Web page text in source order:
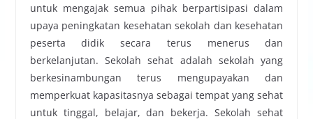
untuk mengajak semua pihak berpartisipasi dalam
upaya peningkatan kesehatan sekolah dan kesehatan
peserta didik secara terus menerus dan
berkelanjutan. Sekolah sehat adalah sekolah yang
berkesinambungan terus mengupayakan dan
memperkuat kapasitasnya sebagai tempat yang sehat
untuk tinggal, belajar, dan bekerja. Sekolah sehat